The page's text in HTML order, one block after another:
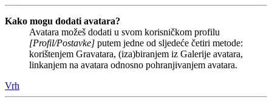
Kako mogu dodati avatara?
Avatara možeš dodati u svom korisničkom profilu
[Profil/Postavke] putem jedne od sljedeće četiri metode:
korištenjem Gravatara, (iza)biranjem iz Galerije avatara,
linkanjem na avatara odnosno pohranjivanjem avatara.
Vrh